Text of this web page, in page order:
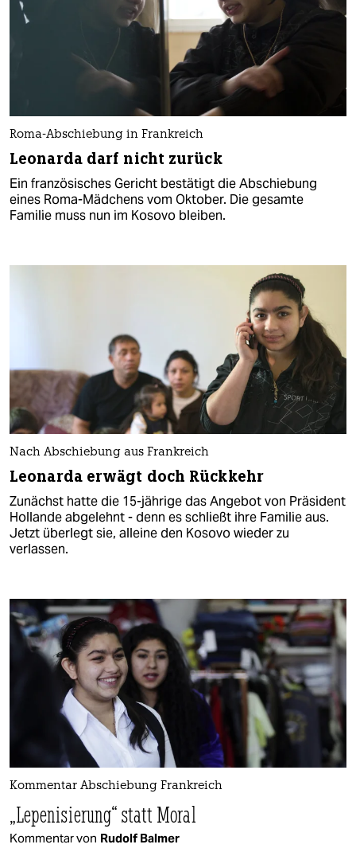
Roma-Abschiebung in Frankreich
Leonarda darf nicht zurück
Ein französisches Gericht bestätigt die Abschiebung
eines Roma-Mädchens vom Oktober. Die gesamte
Familie muss nun im Kosovo bleiben.
Nach Abschiebung aus Frankreich
Leonarda erwägt doch Rückkehr
Zunächst hatte die 15-jährige das Angebot von Präsident
Hollande abgelehnt - denn es schließt ihre Familie aus.
Jetzt überlegt sie, alleine den Kosovo wieder zu
verlassen.
Kommentar Abschiebung Frankreich
„Lepenisierung“ statt Moral
Kommentar von Rudolf Balmer